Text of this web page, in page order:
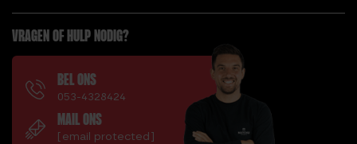
VRAGEN OF HULP NODIG?
BEL ONS
053-4328424
MAIL ONS
[email protected]